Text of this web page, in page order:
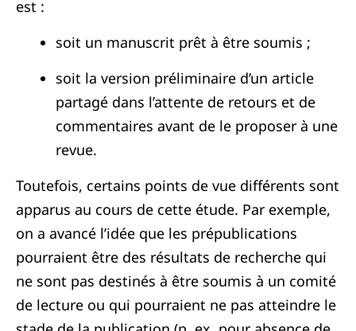
est :
soit un manuscrit prêt à être soumis ;
soit la version préliminaire d’un article
partagé dans l’attente de retours et de
commentaires avant de le proposer à une
revue.
Toutefois, certains points de vue différents sont
apparus au cours de cette étude. Par exemple,
on a avancé l’idée que les prépublications
pourraient être des résultats de recherche qui
ne sont pas destinés à être soumis à un comité
de lecture ou qui pourraient ne pas atteindre le